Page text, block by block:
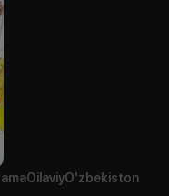
OilaviyO'zbekiston